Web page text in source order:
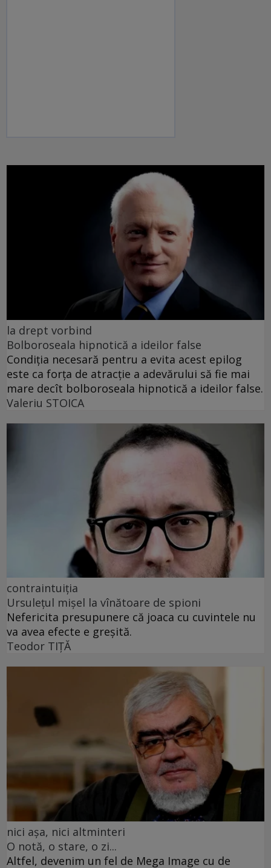
la drept vorbind
Bolboroseala hipnotică a ideilor false
Condiția necesară pentru a evita acest epilog
este ca forța de atracție a adevărului să fie mai
mare decît bolboroseala hipnotică a ideilor false.
Valeriu STOICA
contraintuiția
Ursulețul mișel la vînătoare de spioni
Nefericita presupunere că joaca cu cuvintele nu
va avea efecte e greșită.
Teodor TIŢĂ
nici așa, nici altminteri
O notă, o stare, o zi...
Altfel, devenim un fel de Mega Image cu de